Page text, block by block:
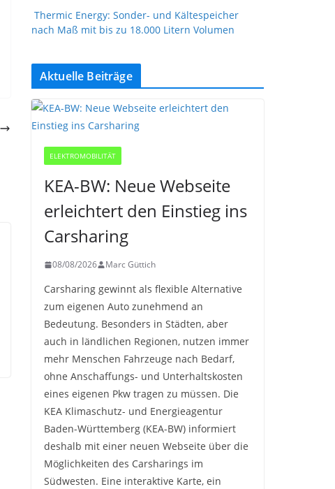
Thermic Energy: Sonder- und Kältespeicher
nach Maß mit bis zu 18.000 Litern Volumen
Aktuelle Beiträge
ELEKTROMOBILITÄT
KEA-BW: Neue Webseite
erleichtert den Einstieg ins
Carsharing
08/08/2026 Marc Güttich
Carsharing gewinnt als flexible Alternative
zum eigenen Auto zunehmend an
Bedeutung. Besonders in Städten, aber
auch in ländlichen Regionen, nutzen immer
mehr Menschen Fahrzeuge nach Bedarf,
ohne Anschaffungs- und Unterhaltskosten
eines eigenen Pkw tragen zu müssen. Die
KEA Klimaschutz- und Energieagentur
Baden-Württemberg (KEA-BW) informiert
deshalb mit einer neuen Webseite über die
Möglichkeiten des Carsharings im
Südwesten. Eine interaktive Karte, ein